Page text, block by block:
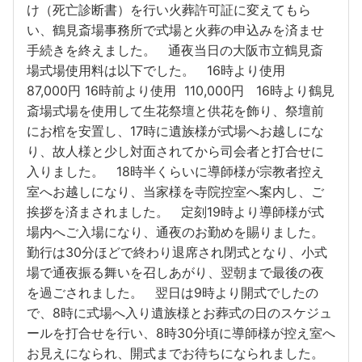
け（死亡診断書）を行い火葬許可証に変えてもら
い、鶴見斎場事務所で式場と火葬の申込みを済ませ
手続きを終えました。 通夜当日の大阪市立鶴見斎
場式場使用料は以下でした。 16時より使用
87,000円 16時前より使用 110,000円 16時より鶴見
斎場式場を使用して生花祭壇と供花を飾り、祭壇前
にお棺を安置し、17時に遺族様が式場へお越しにな
り、故人様と少し対面されてから司会者と打合せに
入りました。 18時半くらいに導師様が宗教者控え
室へお越しになり、当家様を寺院控室へ案内し、ご
挨拶を済まされました。 定刻19時より導師様が式
場内へご入場になり、通夜のお勤めを賜りました。
勤行は30分ほどで終わり退席され閉式となり、小式
場で通夜振る舞いを召しあがり、翌朝まで最後の夜
を過ごされました。 翌日は9時より開式でしたの
で、8時に式場へ入り遺族様とお葬式の日のスケジュ
ールを打合せを行い、8時30分頃に導師様が控え室へ
お見えになられ、開式までお待ちになられました。